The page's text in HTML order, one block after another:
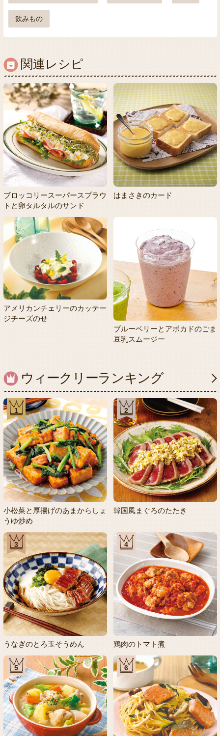
飲みもの
関連レシピ
ブロッコリースーパースプラウ
トと卵タルタルのサンド
はまさきのカード
アメリカンチェリーのカッテー
ジチーズのせ
ブルーベリーとアボカドのごま
豆乳スムージー
ウィークリーランキング
1
小松菜と厚揚げのあまからしょ
うゆ炒め
2
韓国風まぐろのたたき
3
うなぎのとろ玉そうめん
4
鶏肉のトマト煮
5 6